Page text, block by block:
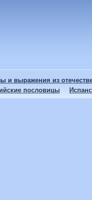
и выражения из
пословицы